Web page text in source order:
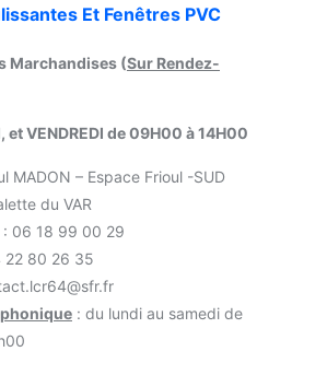
Et Fenêtres PVC
Marchandises (Sur Rendez-
et VENDREDI de 09H00 à 14H00
MADON – Espace Frioul -SUD
du VAR
: 06 18 99 00 29
22 80 26 35
: du lundi au samedi de